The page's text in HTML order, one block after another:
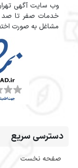
وب سایت آگهی
خدمات صفر تا صد
مشاغل به صورت
دسترسی سریع
صفحه نخست